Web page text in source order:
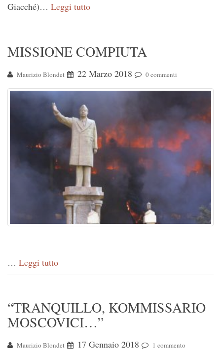
Giacché)… Leggi tutto
MISSIONE COMPIUTA
Maurizio Blondet 22 Marzo 2018 0 commenti
… Leggi tutto
“TRANQUILLO, KOMMISSARIO
MOSCOVICI…”
Maurizio Blondet 17 Gennaio 2018 1 commento